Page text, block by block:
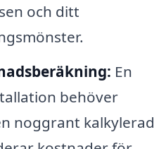
och ditt
En
behöver
noggrant kalkylerad